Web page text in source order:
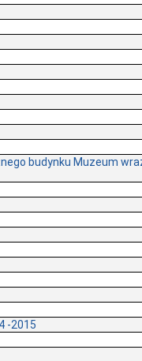
budynku Muzeum
-2015